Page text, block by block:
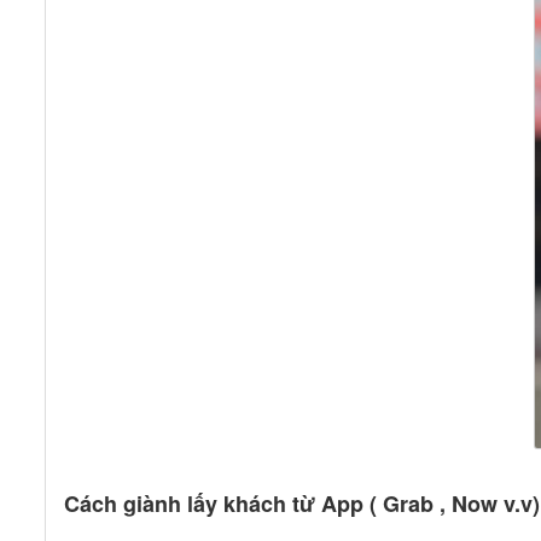
Cách giành lấy khách từ App ( Grab , Now